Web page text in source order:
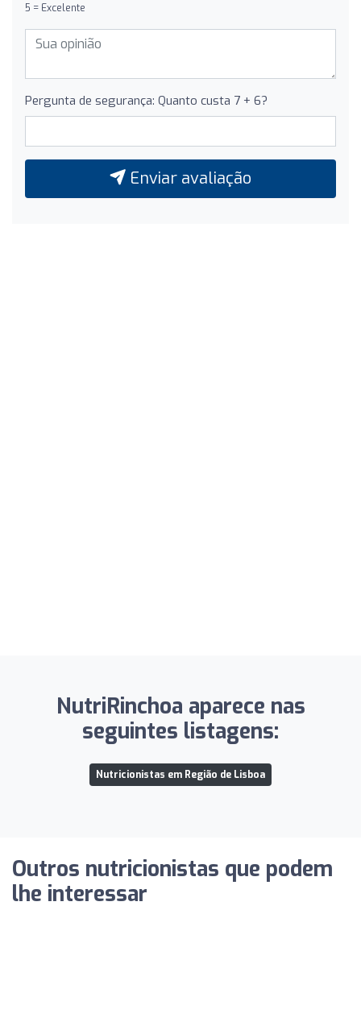
5 = Excelente
Pergunta de segurança: Quanto custa 7 + 6?
Enviar avaliação
NutriRinchoa aparece nas
seguintes listagens:
Nutricionistas em Região de Lisboa
Outros nutricionistas que podem
lhe interessar